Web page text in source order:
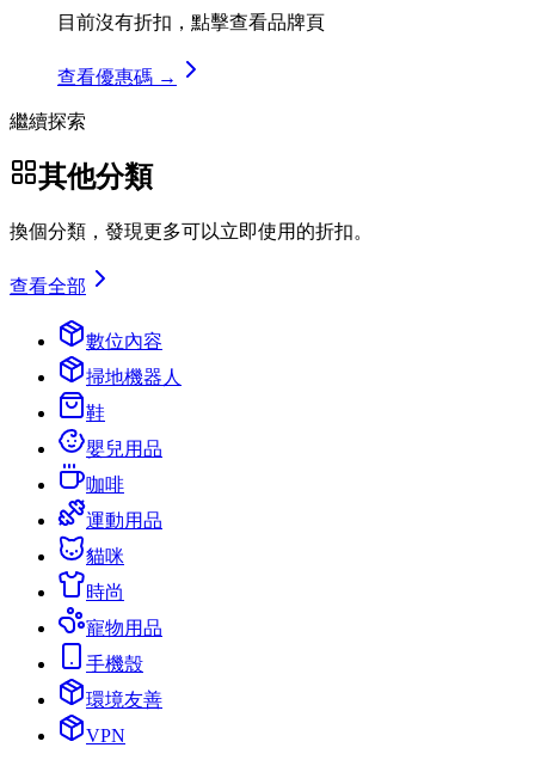
目前沒有折扣，點擊查看品牌頁
查看優惠碼 →
繼續探索
其他分類
換個分類，發現更多可以立即使用的折扣。
查看全部
數位內容
掃地機器人
鞋
嬰兒用品
咖啡
運動用品
貓咪
時尚
寵物用品
手機殼
環境友善
VPN